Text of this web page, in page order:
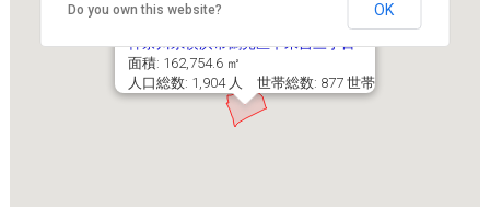
神奈川県横浜市鶴見区下末吉三丁目
面積: 162,754.6 ㎡
人口総数: 1,904 人 世帯総数: 877 世帯
Do you own this website? OK